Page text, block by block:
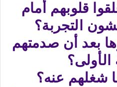
قلوبهم أمام
التجربة؟
بعد أن صدمتهم
الأولى؟
شغلهم عنه؟